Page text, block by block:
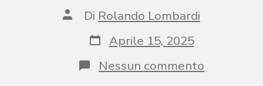
Autore
articolo
Di Rolando Lombardi
Data
articolo
Aprile 15, 2025
Nessun commento
Consigli